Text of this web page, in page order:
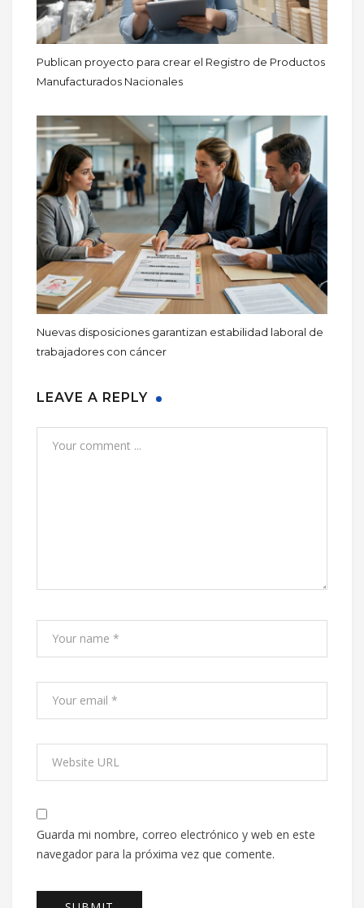
Publican proyecto para crear el Registro de Productos
Manufacturados Nacionales
Nuevas disposiciones garantizan estabilidad laboral de
trabajadores con cáncer
LEAVE A REPLY
Guarda mi nombre, correo electrónico y web en este
navegador para la próxima vez que comente.